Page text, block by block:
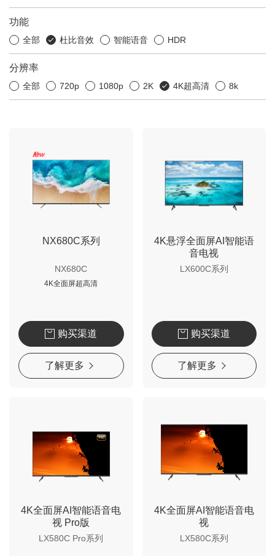
功能
全部 杜比音效 智能语音 HDR
分辨率
全部 720p 1080p 2K 4K超高清 8k
NX680C系列
NX680C
4K全面屏超高清
购买渠道
了解更多
4K悬浮全面屏AI智能语
音电视
LX600C系列
购买渠道
了解更多
4K全面屏AI智能语音电
视 Pro版
LX580C Pro系列
4K全面屏AI智能语音电
视
LX580C系列